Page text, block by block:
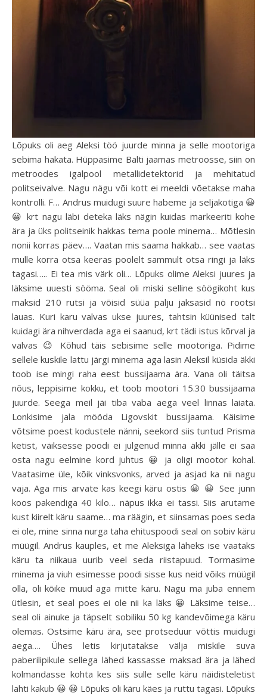
Lõpuks oli aeg Aleksi töö juurde minna ja selle mootoriga
sebima hakata. Hüppasime Balti jaamas metroosse, siin on
metroodes igalpool metallidetektorid ja mehitatud
politseivalve. Nagu nägu või kott ei meeldi võetakse maha
kontrolli. F… Andrus muidugi suure habeme ja seljakotiga 😀
😀 krt nagu läbi deteka läks nägin kuidas markeeriti kohe
ära ja üks politseinik hakkas tema poole minema… Mõtlesin
nonii korras päev…. Vaatan mis saama hakkab… see vaatas
mulle korra otsa keeras poolelt sammult otsa ringi ja läks
tagasi….. Ei tea mis värk oli… Lõpuks olime Aleksi juures ja
läksime uuesti sööma. Seal oli miski selline söögikoht kus
maksid 210 rutsi ja võisid süüa palju jaksasid nö rootsi
lauas. Kuri karu valvas ukse juures, tahtsin küünised talt
kuidagi ära nihverdada aga ei saanud, krt tädi istus kõrval ja
valvas 😉 Kõhud täis sebisime selle mootoriga. Pidime
sellele kuskile lattu järgi minema aga lasin Aleksil küsida äkki
toob ise mingi raha eest bussijaama ära. Vana oli täitsa
nõus, leppisime kokku, et toob mootori 15.30 bussijaama
juurde. Seega meil jäi tiba vaba aega veel linnas laiata.
Lonkisime jala mööda Ligovskit bussijaama. Käisime
võtsime poest kodustele nänni, seekord siis tuntud Prisma
ketist, väiksesse poodi ei julgenud minna äkki jälle ei saa
osta nagu eelmine kord juhtus 😀 ja oligi mootor kohal.
Vaatasime üle, kõik vinksvonks, arved ja asjad ka nii nagu
vaja. Aga mis arvate kas keegi käru ostis 😀 😀 See junn
koos pakendiga 40 kilo… näpus ikka ei tassi. Siis arutame
kust kiirelt käru saame… ma räägin, et siinsamas poes seda
ei ole, mine sinna nurga taha ehituspoodi seal on sobiv käru
müügil. Andrus kauples, et me Aleksiga läheks ise vaataks
käru ta niikaua uurib veel seda riistapuud. Tormasime
minema ja viuh esimesse poodi sisse kus neid võiks müügil
olla, oli kõike muud aga mitte käru. Nagu ma juba ennem
ütlesin, et seal poes ei ole nii ka läks 😀 Läksime teise…
seal oli ainuke ja täpselt sobiliku 50 kg kandevõimega käru
olemas. Ostsime käru ära, see protseduur võttis muidugi
aega…. Ühes letis kirjutatakse välja miskile suva
paberilipikule sellega lähed kassasse maksad ära ja lähed
kolmandasse kohta kes siis sulle selle käru näidisteletist
lahti kakub 😀 😀 Lõpuks oli käru käes ja ruttu tagasi. Lõpuks